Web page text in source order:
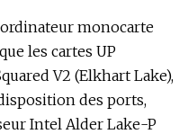
monocarte
les cartes UP
V2 (Elkhart Lake),
des ports,
Intel Alder Lake-P